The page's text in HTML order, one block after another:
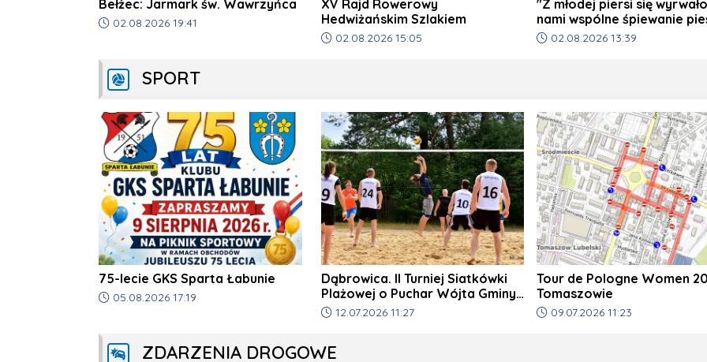
Bełżec: Jarmark św. Wawrzyńca
Data dodania artykułu:
02.08.2026 19:41
XV Rajd Rowerowy
Hedwiżańskim Szlakiem
Data dodania artykułu:
02.08.2026 15:05
"Z młodej piersi się
nami wspólne śpiewanie
patriotycznych
Data dodania artykułu:
02.08.2026 13:39
SPORT
75-lecie GKS Sparta Łabunie
Data dodania artykułu:
05.08.2026 17:19
Dąbrowica. II Turniej Siatkówki
Plażowej o Puchar Wójta Gminy
Biłgoraj
Data dodania artykułu:
12.07.2026 11:27
Tour de Pologne Women
Tomaszowie
Data dodania artykułu:
09.07.2026 11:23
ZDARZENIA DROGOWE